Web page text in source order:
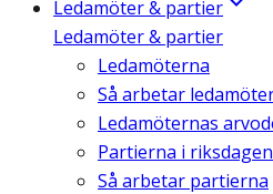
Ledamöter & partier
Ledamöter & partier
Ledamöterna
Så arbetar
Ledamöternas
Partierna i riksdagen
Så arbetar partierna